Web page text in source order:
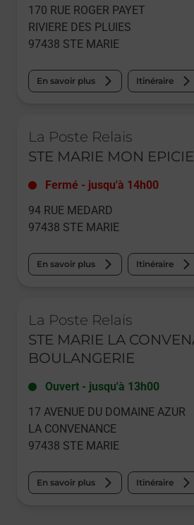
170 RUE ROGER PAYET
RIVIERE DES PLUIES
97438 STE MARIE
En savoir plus Itinéraire
La Poste Relais
STE MARIE MON
Fermé - jusqu'à 14h00
94 RUE MEDARD
97438 STE MARIE
En savoir plus Itinéraire
La Poste Relais
STE MARIE LA
BOULANGERIE
Ouvert - jusqu'à 13h00
17 AVENUE DU DOMAINE AZUR
LA CONVENANCE
97438 STE MARIE
En savoir plus Itinéraire